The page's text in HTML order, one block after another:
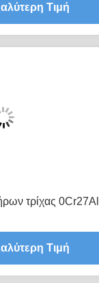
Τιμή
τρίχας
Τιμή